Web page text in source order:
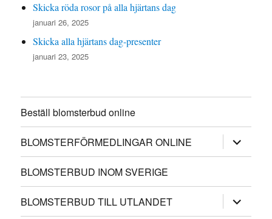
Skicka röda rosor på alla hjärtans dag
januari 26, 2025
Skicka alla hjärtans dag-presenter
januari 23, 2025
Beställ blomsterbud online
BLOMSTERFÖRMEDLINGAR ONLINE
BLOMSTERBUD INOM SVERIGE
BLOMSTERBUD TILL UTLANDET